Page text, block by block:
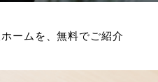
ームを、無料でご紹介